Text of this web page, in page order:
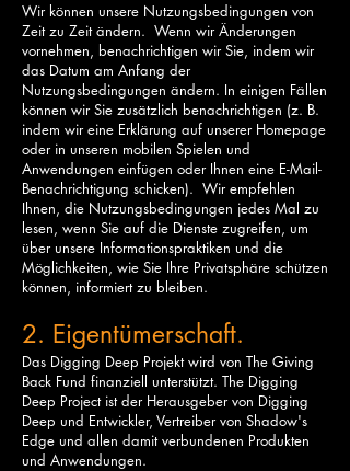
Wir können unsere Nutzungsbedingungen von
Zeit zu Zeit ändern. Wenn wir Änderungen
vornehmen, benachrichtigen wir Sie, indem wir
das Datum am Anfang der
Nutzungsbedingungen ändern. In einigen Fällen
können wir Sie zusätzlich benachrichtigen (z. B.
indem wir eine Erklärung auf unserer Homepage
oder in unseren mobilen Spielen und
Anwendungen einfügen oder Ihnen eine E-Mail-
Benachrichtigung schicken). Wir empfehlen
Ihnen, die Nutzungsbedingungen jedes Mal zu
lesen, wenn Sie auf die Dienste zugreifen, um
über unsere Informationspraktiken und die
Möglichkeiten, wie Sie Ihre Privatsphäre schützen
können, informiert zu bleiben.
2. Eigentümerschaft.
Das Digging Deep Projekt wird von The Giving
Back Fund finanziell unterstützt. The Digging
Deep Project ist der Herausgeber von Digging
Deep und Entwickler, Vertreiber von Shadow's
Edge und allen damit verbundenen Produkten
und Anwendungen.